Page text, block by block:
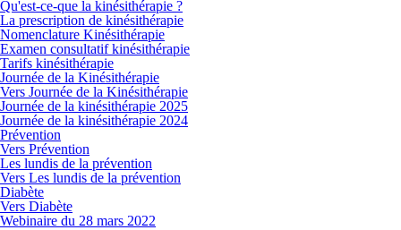
Qu'est-ce-que la kinésithérapie ?
La prescription de kinésithérapie
Nomenclature Kinésithérapie
Examen consultatif kinésithérapie
Tarifs kinésithérapie
Journée de la Kinésithérapie
Vers Journée de la Kinésithérapie
Journée de la kinésithérapie 2025
Journée de la kinésithérapie 2024
Prévention
Vers Prévention
Les lundis de la prévention
Vers Les lundis de la prévention
Diabète
Vers Diabète
Webinaire du 28 mars 2022